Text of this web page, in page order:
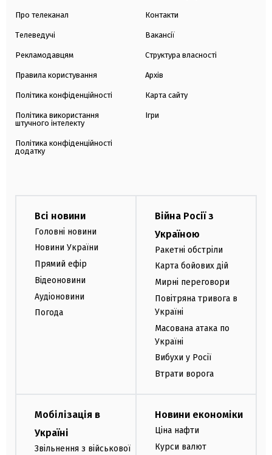
Про телеканал
Телеведучі
Рекламодавцям
Правила користування
Політика конфіденційності
Політика використання
штучного інтелекту
Політика конфіденційності
додатку
Контакти
Вакансії
Структура власності
Архів
Карта сайту
Ігри
Всі новини
Головні новини
Новини України
Прямий ефір
Відеоновини
Аудіоновини
Погода
Війна Росії з
Україною
Ракетні обстріли
Карта бойових дій
Мирні переговори
Повітряна тривога в
Україні
Масована атака по
Україні
Вибухи у Росії
Втрати ворога
Мобілізація в
Україні
Звільнення з військової
Новини економіки
Ціна нафти
Курси валют